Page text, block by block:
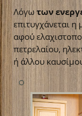
Λόγωτων
επιτυγχάνεται η
αφού
πετρελαίου,
ή άλλου